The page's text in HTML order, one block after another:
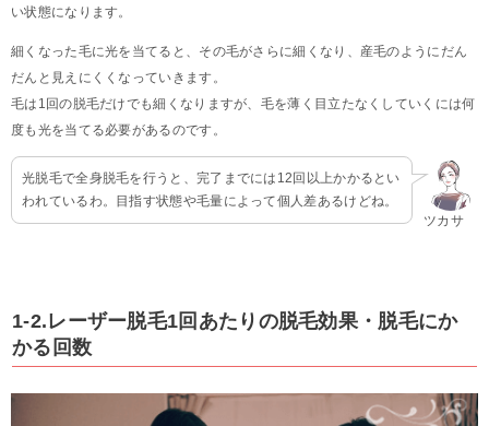
い状態になります。
細くなった毛に光を当てると、その毛がさらに細くなり、産毛のようにだん
だんと見えにくくなっていきます。
毛は1回の脱毛だけでも細くなりますが、毛を薄く目立たなくしていくには何
度も光を当てる必要があるのです。
ツカサ
光脱毛で全身脱毛を行うと、完了までには12回以上かかるとい
われているわ。目指す状態や毛量によって個人差あるけどね。
1-2.レーザー脱毛1回あたりの脱毛効果・脱毛にか
かる回数